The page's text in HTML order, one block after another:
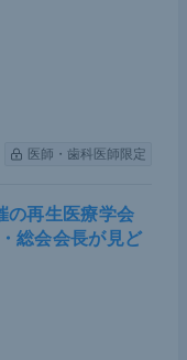
医師・歯科医師限定
の再生医療学会
総会会長が見ど